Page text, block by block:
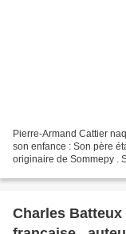
Pierre-Armand Cattier
son enfance : Son père
originaire de Sommepy .
Charles